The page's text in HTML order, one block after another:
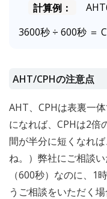
計算例：
3600秒 ÷ 600秒 ＝
AHT/CPHの注意点
AHT、CPHは表裏一
になれば、CPHは2倍
間が半分に短くなれ
ね。）弊社にご相談
（600秒）なのに、1
うご相談をいただく場